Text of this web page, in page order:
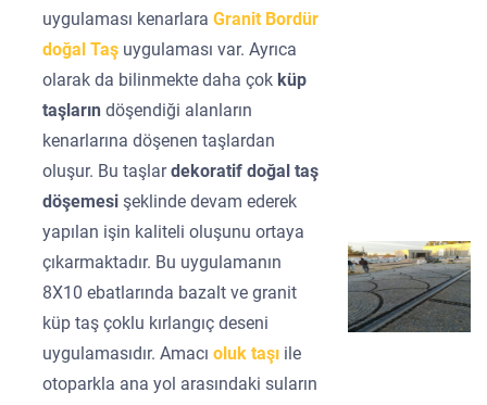
uygulaması kenarlaraGranit Bordür
doğal Taş uygulaması var. Ayrıca
olarak da bilinmekte daha çok küp
taşların döşendiği alanların
kenarlarına döşenen taşlardan
oluşur. Bu taşlardekoratif doğal taş
döşemesişeklinde devam ederek
yapılan işin kaliteli oluşunu ortaya
çıkarmaktadır. Bu uygulamanın
8X10 ebatlarında bazalt ve granit
küp taş çoklu kırlangıç deseni
uygulamasıdır. Amacıoluk taşı ile
otoparkla ana yol arasındaki suların